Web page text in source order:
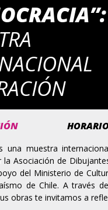
una muestra
la Asociación de
del Ministerio de
de Chile. A través
obras te invitamos a